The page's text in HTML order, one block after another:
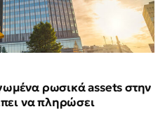
ρωσικά assets στην
να πληρώσει